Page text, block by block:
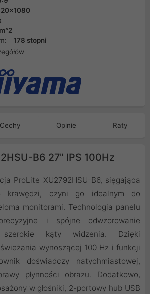
178 stopni
Cechy Opinie Raty
B6 27" IPS 100Hz
ProLite XU2792HSU-B6, sięgająca
krawędzi, czyni go idealnym do
monitorami. Technologia panelu
i spójne odwzorowanie
kąty widzenia. Dzięki
wynoszącej 100 Hz i funkcji
doświadczy natychmiastowej,
płynności obrazu. Dodatkowo,
w głośniki, 2-portowy hub USB